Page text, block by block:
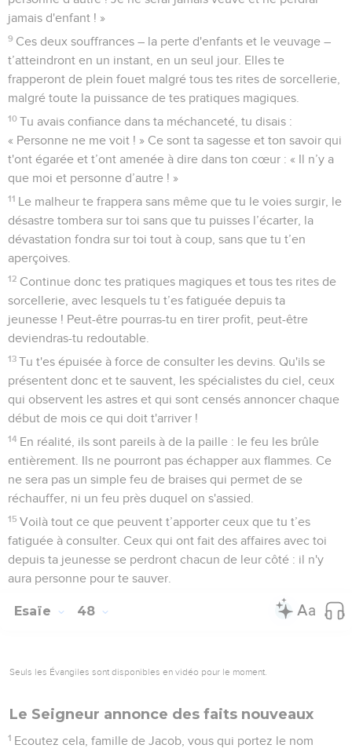
jamais d'enfant ! »
9 Ces deux souffrances – la perte d'enfants et le veuvage –
t’atteindront en un instant, en un seul jour. Elles te
frapperont de plein fouet malgré tous tes rites de sorcellerie,
malgré toute la puissance de tes pratiques magiques.
10 Tu avais confiance dans ta méchanceté, tu disais :
« Personne ne me voit ! » Ce sont ta sagesse et ton savoir qui
t'ont égarée et t’ont amenée à dire dans ton cœur : « Il n’y a
que moi et personne d’autre ! »
11 Le malheur te frappera sans même que tu le voies surgir, le
désastre tombera sur toi sans que tu puisses l’écarter, la
dévastation fondra sur toi tout à coup, sans que tu t’en
aperçoives.
12 Continue donc tes pratiques magiques et tous tes rites de
sorcellerie, avec lesquels tu t’es fatiguée depuis ta
jeunesse ! Peut-être pourras-tu en tirer profit, peut-être
deviendras-tu redoutable.
13 Tu t'es épuisée à force de consulter les devins. Qu'ils se
présentent donc et te sauvent, les spécialistes du ciel, ceux
qui observent les astres et qui sont censés annoncer chaque
début de mois ce qui doit t'arriver !
14 En réalité, ils sont pareils à de la paille : le feu les brûle
entièrement. Ils ne pourront pas échapper aux flammes. Ce
ne sera pas un simple feu de braises qui permet de se
réchauffer, ni un feu près duquel on s'assied.
15 Voilà tout ce que peuvent t’apporter ceux que tu t’es
fatiguée à consulter. Ceux qui ont fait des affaires avec toi
depuis ta jeunesse se perdront chacun de leur côté : il n'y
aura personne pour te sauver.
Esaïe 48
Seuls les Évangiles sont disponibles en vidéo pour le moment.
Le Seigneur annonce des faits nouveaux
1 Ecoutez cela, famille de Jacob, vous qui portez le nom